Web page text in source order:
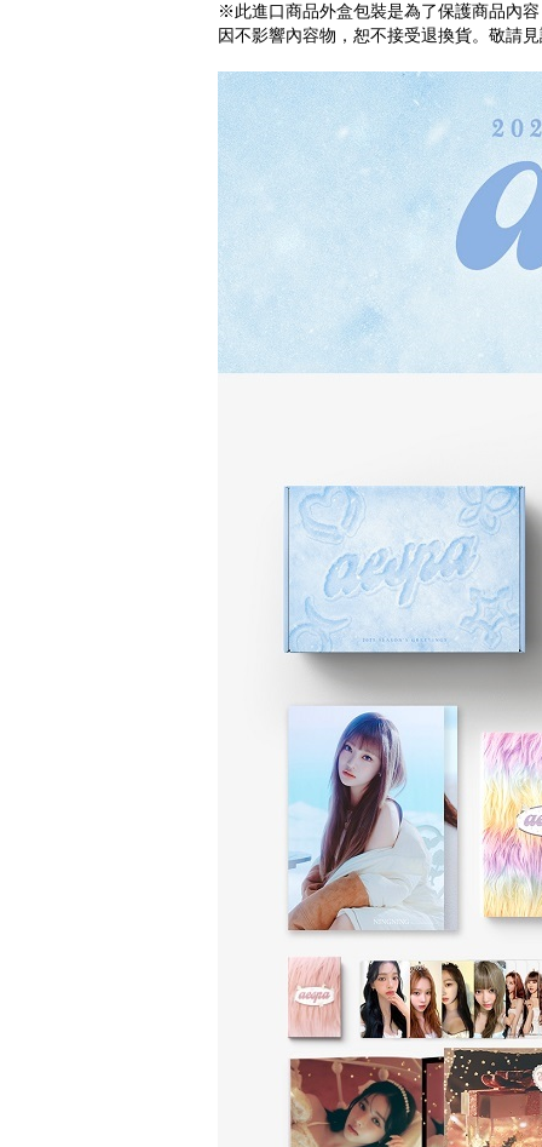
※此進口商品外盒包裝是為了保護商品內
因不影響內容物，恕不接受退換貨。敬請